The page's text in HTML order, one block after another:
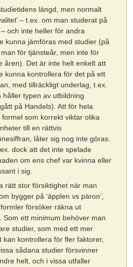
längd, men normalt
– t.ex. om man studerat på
och inte heller för andra
kunna jämföras med studier (på
för tjänsteår, men inte för
åren). Det är inte helt enkelt att
kunna kontrollera för det på ett
med tillräckligt underlag, t.ex.
typen av utbildning
på Handels). Att för hela
som korrekt viktar olika
till en rättvis
låter sig nog inte göras.
dock att det inte spelade
om ens chef var kvinna eller
i sig.
rätt stor försiktighet när man
bygger på ‘äpplen vs päron’,
försöker räkna ut
Som ett minimum behöver man
studier, som med ett mer
kan kontrollera för fler faktorer,
sådana studier försvinner
helt, och i vissa utfaller